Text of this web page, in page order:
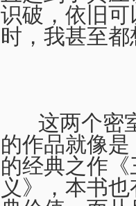
识破，依旧
时，我甚至
这两个密室
的作品就像
的经典之作
义》，本书